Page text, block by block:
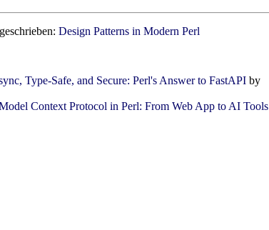
Design Patterns in Modern Perl
Type-Safe, and Secure: Perl's Answer to FastAPI by
Context Protocol in Perl: From Web App to AI Tools